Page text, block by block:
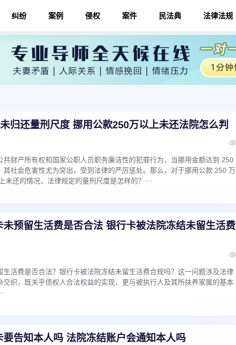
纠纷 案例 侵权 案件 民法典 法律法规
归还量刑尺度 挪用公款250万以上未还法院怎么判
共财产所有权和国家公职人员职务廉洁性的犯罪行为，当挪用金额达到 250
其社会危害性尤为突出，受到法律的严厉惩处。那么，对于挪用公款 250 万
未还的情况，法律规定的量刑尺度是怎样的？···
未预留生活费是否合法 银行卡被法院冻结未留生活费
生活费是否合法？银行卡被法院冻结未留生活费合规吗？这一问题涉及法律
交织，既关乎债权人合法权益的实现，更与被执行人及其所扶养家属的基本
要告知本人吗 法院冻结账户会通知本人吗